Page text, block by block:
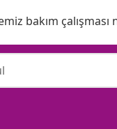
bakım çalışması